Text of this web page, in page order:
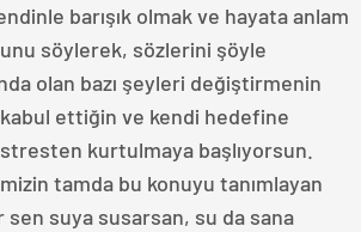
barışık olmak ve hayata anlam
söylerek, sözlerini şöyle
olan bazı şeyleri değiştirmenin
kabul ettiğin ve kendi hedefine
kurtulmaya başlıyorsun.
tamda bu konuyu tanımlayan
sen suya susarsan, su da sana